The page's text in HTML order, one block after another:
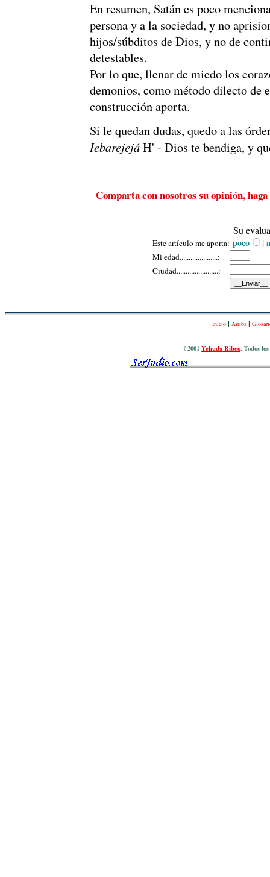
En resumen, Satán es poco
persona y a la sociedad, y no
hijos/súbditos de Dios, y no de
detestables.
Por lo que, llenar de miedo los
demonios, como método dilecto de
construcción aporta.
Si le quedan dudas, quedo a las
IebarejejáH' - Dios te bendiga, y
Comparta con nosotros su opinión,
Este artículo me aporta: poco |
Mi edad.....................:
Ciudad.......................:
Su
Inicio | Arriba|
©2001Yehuda Ribco. Todos